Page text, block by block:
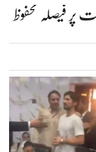
پر فیصلہ محفوظ